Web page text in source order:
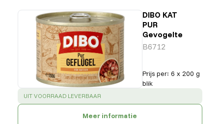
DIBO KAT
PUR
Gevogelte
B6712
Prijs per: 6 x 200 g
blik
SUCCESS:
UIT VOORRAAD LEVERBAAR
Meer informatie